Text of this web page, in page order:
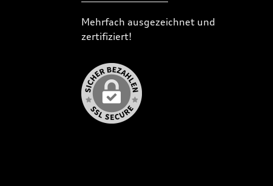
Mehrfach ausgezeichnet und
zertifiziert!